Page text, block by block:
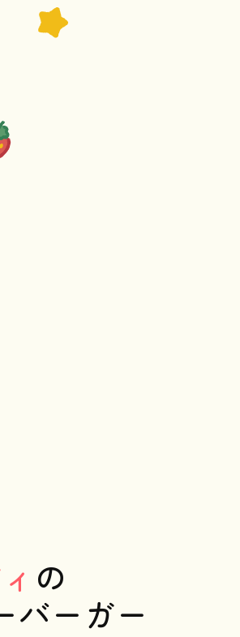
の
バーガー